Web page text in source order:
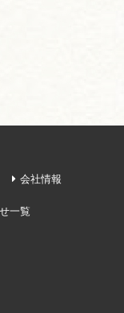
会社情報
一覧